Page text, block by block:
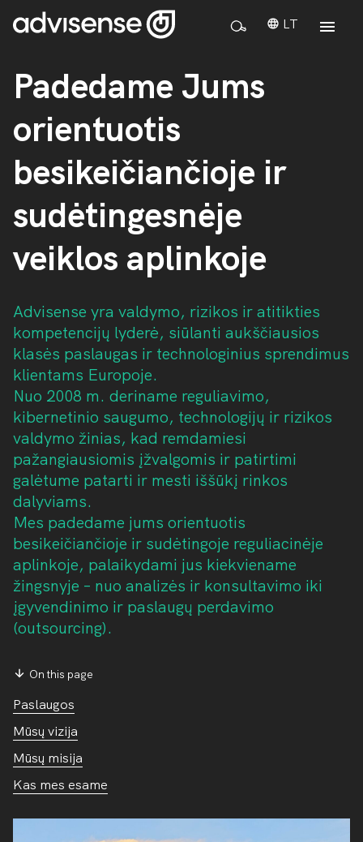
LT
Padedame Jums
orientuotis
besikeičiančioje ir
sudėtingesnėje
veiklos aplinkoje
Advisense yra valdymo, rizikos ir atitikties
kompetencijų lyderė, siūlanti aukščiausios
klasės paslaugas ir technologinius sprendimus
klientams Europoje.
Nuo 2008 m. deriname reguliavimo,
kibernetinio saugumo, technologijų ir rizikos
valdymo žinias, kad remdamiesi
pažangiausiomis įžvalgomis ir patirtimi
galėtume patarti ir mesti iššūkį rinkos
dalyviams.
Mes padedame jums orientuotis
besikeičiančioje ir sudėtingoje reguliacinėje
aplinkoje, palaikydami jus kiekviename
žingsnyje – nuo analizės ir konsultavimo iki
įgyvendinimo ir paslaugų perdavimo
(outsourcing).
On this page
Paslaugos
Mūsų vizija
Mūsų misija
Kas mes esame